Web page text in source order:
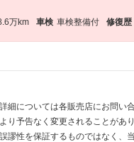
万km 車検 車検整備付 修復歴
については各販売店にお問い合
り予告なく変更されることがあ
謬性を保証するものではなく、